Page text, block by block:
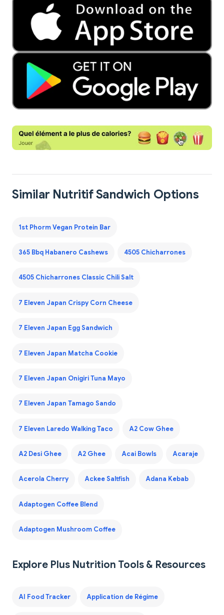
Similar Nutritif Sandwich Options
1st Phorm Vegan Protein Bar
365 Bbq Habanero Cashews 4505 Chicharrones
4505 Chicharrones Classic Chili Salt
7 Eleven Japan Crispy Corn Cheese
7 Eleven Japan Egg Sandwich
7 Eleven Japan Matcha Cookie
7 Eleven Japan Onigiri Tuna Mayo
7 Eleven Japan Tamago Sando
7 Eleven Laredo Walking Taco A2 Cow Ghee
A2 Desi Ghee A2 Ghee Acai Bowls Acaraje
Acerola Cherry Ackee Saltfish Adana Kebab
Adaptogen Coffee Blend
Adaptogen Mushroom Coffee
Explore Plus Nutrition Tools & Resources
AI Food Tracker Application de Régime